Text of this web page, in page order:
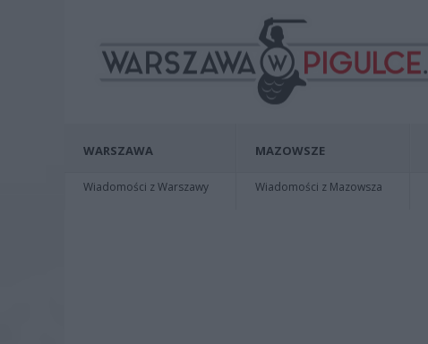
WARSZAWA
Wiadomości z Warszawy
MAZOWSZE
Wiadomości z Mazowsza